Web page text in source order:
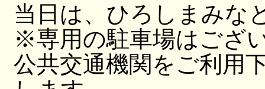
当日は、ひろしまみな
※専用の駐車場はござ
公共交通機関をご利用